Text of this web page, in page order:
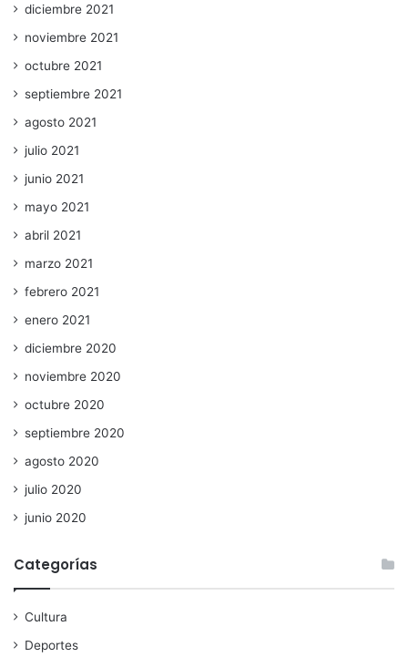
diciembre 2021
noviembre 2021
octubre 2021
septiembre 2021
agosto 2021
julio 2021
junio 2021
mayo 2021
abril 2021
marzo 2021
febrero 2021
enero 2021
diciembre 2020
noviembre 2020
octubre 2020
septiembre 2020
agosto 2020
julio 2020
junio 2020
Categorías
Cultura
Deportes